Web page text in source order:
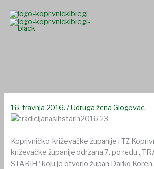
content
16. travnja 2016./Udruga žena Glogovac
Koprivničko-križevačke županije i TZ
križevačke županije održana 7. po redu
STARIH“ koju je otvorio župan Darko Koren.